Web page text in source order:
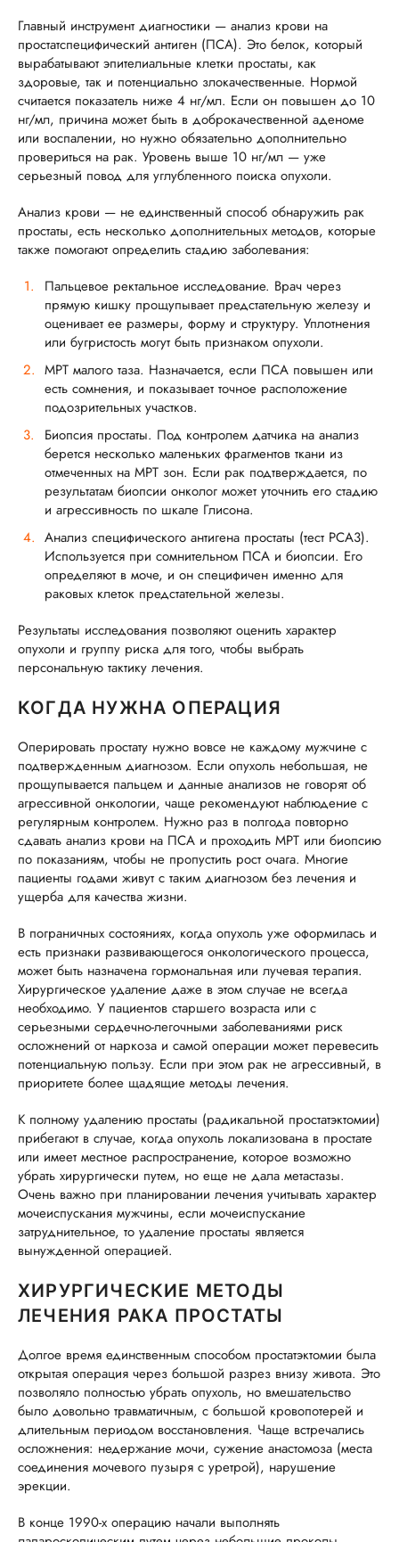
Главный инструмент диагностики — анализ крови на
простатспецифический антиген (ПСА). Это белок, который
вырабатывают эпителиальные клетки простаты, как
здоровые, так и потенциально злокачественные. Нормой
считается показатель ниже 4 нг/мл. Если он повышен до 10
нг/мл, причина может быть в доброкачественной аденоме
или воспалении, но нужно обязательно дополнительно
провериться на рак. Уровень выше 10 нг/мл — уже
серьезный повод для углубленного поиска опухоли.
Анализ крови — не единственный способ обнаружить рак
простаты, есть несколько дополнительных методов, которые
также помогают определить стадию заболевания:
Пальцевое ректальное исследование. Врач через
прямую кишку прощупывает предстательную железу и
оценивает ее размеры, форму и структуру. Уплотнения
или бугристость могут быть признаком опухоли.
МРТ малого таза. Назначается, если ПСА повышен или
есть сомнения, и показывает точное расположение
подозрительных участков.
Биопсия простаты. Под контролем датчика на анализ
берется несколько маленьких фрагментов ткани из
отмеченных на МРТ зон. Если рак подтверждается, по
результатам биопсии онколог может уточнить его стадию
и агрессивность по шкале Глисона.
Анализ специфического антигена простаты (тест PCA3).
Используется при сомнительном ПСА и биопсии. Его
определяют в моче, и он специфичен именно для
раковых клеток предстательной железы.
Результаты исследования позволяют оценить характер
опухоли и группу риска для того, чтобы выбрать
персональную тактику лечения.
КОГДА НУЖНА ОПЕРАЦИЯ
Оперировать простату нужно вовсе не каждому мужчине с
подтвержденным диагнозом. Если опухоль небольшая, не
прощупывается пальцем и данные анализов не говорят об
агрессивной онкологии, чаще рекомендуют наблюдение с
регулярным контролем. Нужно раз в полгода повторно
сдавать анализ крови на ПСА и проходить МРТ или биопсию
по показаниям, чтобы не пропустить рост очага. Многие
пациенты годами живут с таким диагнозом без лечения и
ущерба для качества жизни.
В пограничных состояниях, когда опухоль уже оформилась и
есть признаки развивающегося онкологического процесса,
может быть назначена гормональная или лучевая терапия.
Хирургическое удаление даже в этом случае не всегда
необходимо. У пациентов старшего возраста или с
серьезными сердечно-легочными заболеваниями риск
осложнений от наркоза и самой операции может перевесить
потенциальную пользу. Если при этом рак не агрессивный, в
приоритете более щадящие методы лечения.
К полному удалению простаты (радикальной простатэктомии)
прибегают в случае, когда опухоль локализована в простате
или имеет местное распространение, которое возможно
убрать хирургически путем, но еще не дала метастазы.
Очень важно при планировании лечения учитывать характер
мочеиспускания мужчины, если мочеиспускание
затруднительное, то удаление простаты является
вынужденной операцией.
ХИРУРГИЧЕСКИЕ МЕТОДЫ
ЛЕЧЕНИЯ РАКА ПРОСТАТЫ
Долгое время единственным способом простатэктомии была
открытая операция через большой разрез внизу живота. Это
позволяло полностью убрать опухоль, но вмешательство
было довольно травматичным, с большой кровопотерей и
длительным периодом восстановления. Чаще встречались
осложнения: недержание мочи, сужение анастомоза (места
соединения мочевого пузыря с уретрой), нарушение
эрекции.
В конце 1990-х операцию начали выполнять